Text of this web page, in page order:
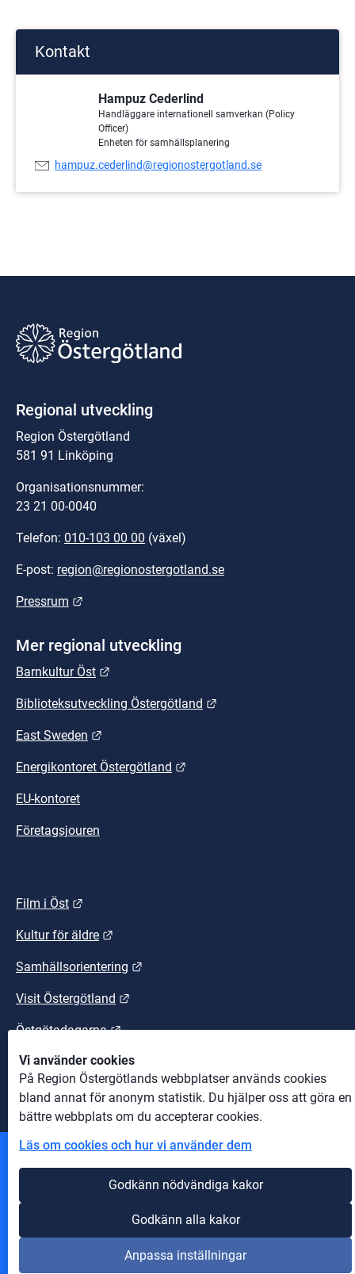
Vi använder cookies
På Region Östergötlands webbplatser används cookies
bland annat för anonym statistik. Du hjälper oss att göra en
bättre webbplats om du accepterar cookies.
Läs om cookies och hur vi använder dem
Godkänn nödvändiga kakor
Godkänn alla kakor
Anpassa inställningar
Kontakt
Hampuz Cederlind
Handläggare internationell samverkan (Policy
Officer)
Enheten för samhällsplanering
E-
hampuz.cederlind@regionostergotland.se
Regional utveckling
Region Östergötland
581 91 Linköping
Organisationsnummer:
23 21 00-0040
Telefon: 010-103 00 00 (växel)
E-post: region@regionostergotland.se
Pressrum
Mer regional utveckling
Barnkultur Öst
Biblioteksutveckling Östergötland
East Sweden
Energikontoret Östergötland
EU-kontoret
Företagsjouren
Film i Öst
Kultur för äldre
Samhällsorientering
Visit Östergötland
Östgötadagarna Länk till annan webbplats.
Östgötaleden Länk till annan webbplats.
Andra webbplatser
Information om cookies
Om webbplatsen